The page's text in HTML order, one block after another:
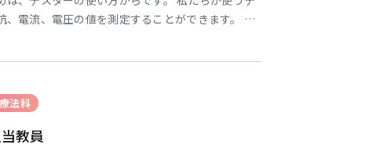
、電流、電圧の値を測定することができます。 実
法科
教員